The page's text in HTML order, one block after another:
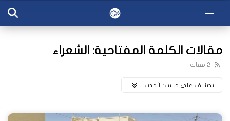
مقالات الكلمة المفتاحية: الشعراء
2 مقالة
تصنيف علي حسب: اﻷحدث